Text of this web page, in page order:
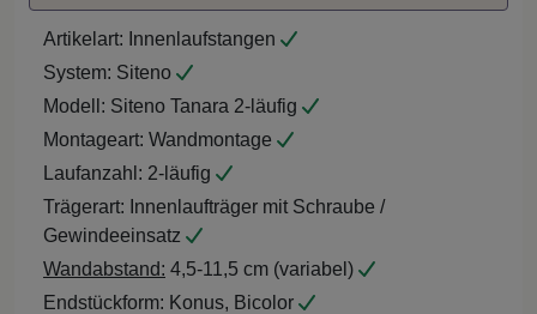
Artikelart: Innenlaufstangen
System: Siteno
Modell: Siteno Tanara 2-läufig
Montageart: Wandmontage
Laufanzahl: 2-läufig
Trägerart: Innenlaufträger mit Schraube /
Gewindeeinsatz
Wandabstand: 4,5-11,5 cm (variabel)
Endstückform: Konus, Bicolor